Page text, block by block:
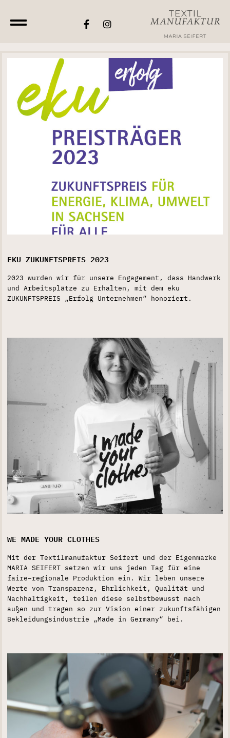
EKU ZUKUNFTSPREIS 2023
2023 wurden wir für unsere Engagement, dass Handwerk
und Arbeitsplätze zu Erhalten, mit dem eku
ZUKUNFTSPREIS „Erfolg Unternehmen“ honoriert.
WE MADE YOUR CLOTHES
Mit der Textilmanufaktur Seifert und der Eigenmarke
MARIA SEIFERT setzen wir uns jeden Tag für eine
faire–regionale Produktion ein. Wir leben unsere
Werte von Transparenz, Ehrlichkeit, Qualität und
Nachhaltigkeit, teilen diese selbstbewusst nach
außen und tragen so zur Vision einer zukunftsfähigen
Bekleidungsindustrie „Made in Germany“ bei.